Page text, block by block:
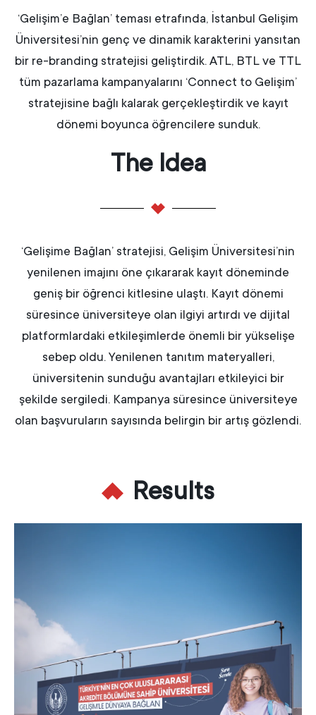
‘Gelişim’e Bağlan’ teması etrafında, İstanbul Gelişim
Üniversitesi’nin genç ve dinamik karakterini yansıtan
bir re-branding stratejisi geliştirdik. ATL, BTL ve TTL
tüm pazarlama kampanyalarını ‘Connect to Gelişim’
stratejisine bağlı kalarak gerçekleştirdik ve kayıt
dönemi boyunca öğrencilere sunduk.
The Idea
‘Gelişime Bağlan’ stratejisi, Gelişim Üniversitesi’nin
yenilenen imajını öne çıkararak kayıt döneminde
geniş bir öğrenci kitlesine ulaştı. Kayıt dönemi
süresince üniversiteye olan ilgiyi artırdı ve dijital
platformlardaki etkileşimlerde önemli bir yükselişe
sebep oldu. Yenilenen tanıtım materyalleri,
üniversitenin sunduğu avantajları etkileyici bir
şekilde sergiledi. Kampanya süresince üniversiteye
olan başvuruların sayısında belirgin bir artış gözlendi.
Results